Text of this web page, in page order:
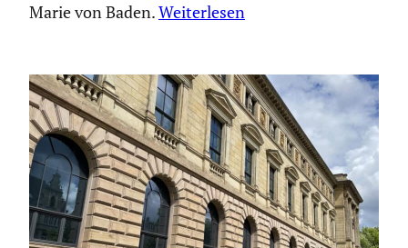
Marie von Baden.Weiter­lesen